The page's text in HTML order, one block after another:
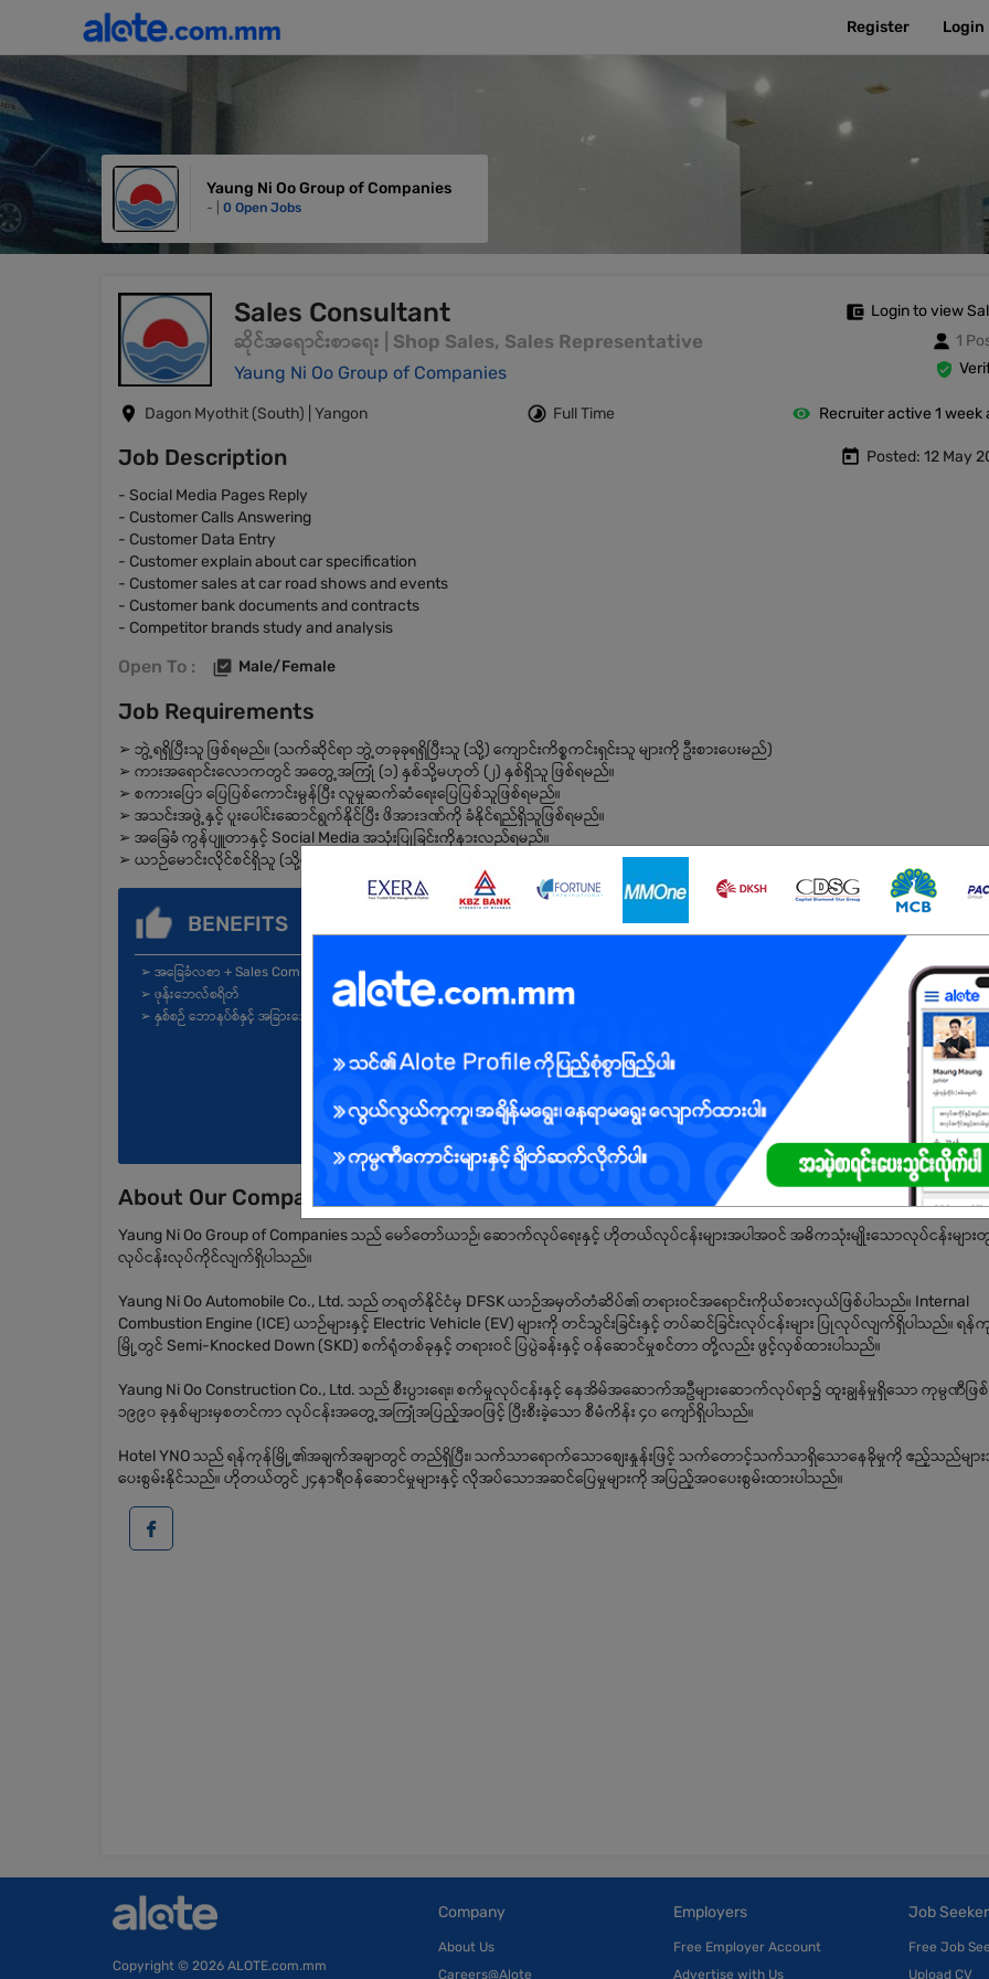
Register Login
Yaung Ni Oo Group of Companies
- | 0 Open Jobs
Sales Consultant
ဆိုင်အရောင်းစာရေး | Shop Sales, Sales Representative
Yaung Ni Oo Group of Companies
Login to view
1
Dagon Myothit (South) | Yangon Full Time Recruiter active 1 week
Job Description Posted: 12 May
- Social Media Pages Reply
- Customer Calls Answering
- Customer Data Entry
- Customer explain about car specification
- Customer sales at car road shows and events
- Customer bank documents and contracts
- Competitor brands study and analysis
Open To : Male/Female
Job Requirements
➢ ဘွဲ့ရရှိပြီးသူ ဖြစ်ရမည်။ (သက်ဆိုင်ရာ ဘွဲ့တခုခုရရှိပြီးသူ (သို့) ကျောင်းကိစ္စကင်းရှင်းသူ များကို ဦးစားပေးမည်)
➢ ကားအရောင်းလောကတွင် အတွေ့အကြုံ (၁) နှစ်သို့မဟုတ် (၂) နှစ်ရှိသူ ဖြစ်ရမည်။
➢ စကားပြော ပြေပြစ်ကောင်းမွန်ပြီး လူမှုဆက်ဆံရေးပြေပြစ်သူဖြစ်ရမည်။
➢ အသင်းအဖွဲ့နှင့် ပူးပေါင်းဆောင်ရွက်နိုင်ပြီး ဖိအားဒဏ်ကို ခံနိုင်ရည်ရှိသူဖြစ်ရမည်။
➢ အခြေခံ ကွန်ပျူတာနှင့် Social Media အသုံးပြုခြင်းကိုနားလည်ရမည်။
➢ ယာဉ်မောင်းလိုင်စင်ရှိသူ (သို့မဟုတ်) ကားမောင်းတတ်သူ ဖြစ်ပါက ပို၍ဦးစားပေးမည်။
BENEFITS
➢ အခြေခံလစာ + Sales Commission
➢ ဖုန်းဘေလ်စရိတ်
➢ နှစ်စဉ် ဘောနပ်စ်နှင့် အခြားသော ခံစားခွင့်များ
About Our Company
Yaung Ni Oo Group of Companies သည် မော်တော်ယာဉ်၊ ဆောက်လုပ်ရေးနှင့် ဟိုတယ်လုပ်ငန်းများအပါအဝင် အဓိကသုံးမျိုးသောလုပ်ငန်းများ
လုပ်ငန်းလုပ်ကိုင်လျက်ရှိပါသည်။
Yaung Ni Oo Automobile Co., Ltd. သည် တရုတ်နိုင်ငံမှ DFSK ယာဉ်အမှတ်တံဆိပ်၏ တရားဝင်အရောင်းကိုယ်စားလှယ်ဖြစ်ပါသည်။ Internal
Combustion Engine (ICE) ယာဉ်များနှင့် Electric Vehicle (EV) များကို တင်သွင်းခြင်းနှင့် တပ်ဆင်ခြင်းလုပ်ငန်းများ ပြုလုပ်လျက်ရှိပါသည်။ ရန်
မြို့တွင် Semi-Knocked Down (SKD) စက်ရုံတစ်ခုနှင့် တရားဝင် ပြပွဲခန်းနှင့် ဝန်ဆောင်မှုစင်တာ တို့လည်း ဖွင့်လှစ်ထားပါသည်။
Yaung Ni Oo Construction Co., Ltd. သည် စီးပွားရေး၊ စက်မှုလုပ်ငန်းနှင့် နေအိမ်အဆောက်အဦများဆောက်လုပ်ရာ၌ ထူးချွန်မှုရှိသော ကုမ္ပဏီဖြစ်ပ
၁၉၉၀ ခုနှစ်များမှစတင်ကာ လုပ်ငန်းအတွေ့အကြုံအပြည့်အဝဖြင့် ပြီးစီးခဲ့သော စီမံကိန်း ၄၀ ကျော်ရှိပါသည်။
Hotel YNO သည် ရန်ကုန်မြို့၏အချက်အချာတွင် တည်ရှိပြီး၊ သက်သာရောက်သောစျေးနှုန်းဖြင့် သက်တောင့်သက်သာရှိသောနေခိုမှုကို ဧည့်သည်များ
ပေးစွမ်းနိုင်သည်။ ဟိုတယ်တွင် ၂၄နာရီဝန်ဆောင်မှုများနှင့် လိုအပ်သောအဆင်ပြေမှုများကို အပြည့်အဝပေးစွမ်းထားပါသည်။
Copyright © 2026 ALOTE.com.mm
Company
About Us
Careers@Alote
Employers
Free Employer Account
Advertise with Us
Job
Free Job
Upload CV